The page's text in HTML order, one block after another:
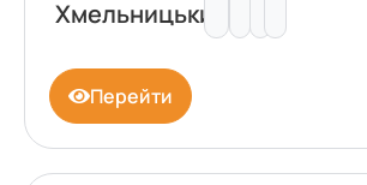
Хмельницький
Перейти